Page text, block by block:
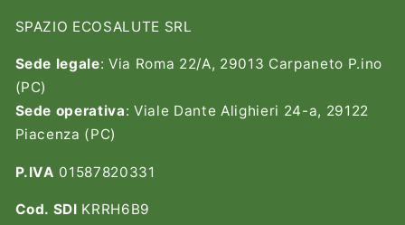
SPAZIO ECOSALUTE SRL
Sede legale: Via Roma 22/A, 29013 Carpaneto P.ino
(PC)
Sede operativa: Viale Dante Alighieri 24-a, 29122
Piacenza (PC)
P.IVA 01587820331
Cod. SDI KRRH6B9